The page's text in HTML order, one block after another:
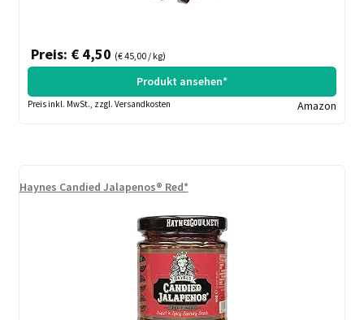
Preis: € 4,50 (€ 45,00 / kg)
Produkt ansehen*
Preis inkl. MwSt., zzgl. Versandkosten Amazon
Haynes Candied Jalapenos® Red*